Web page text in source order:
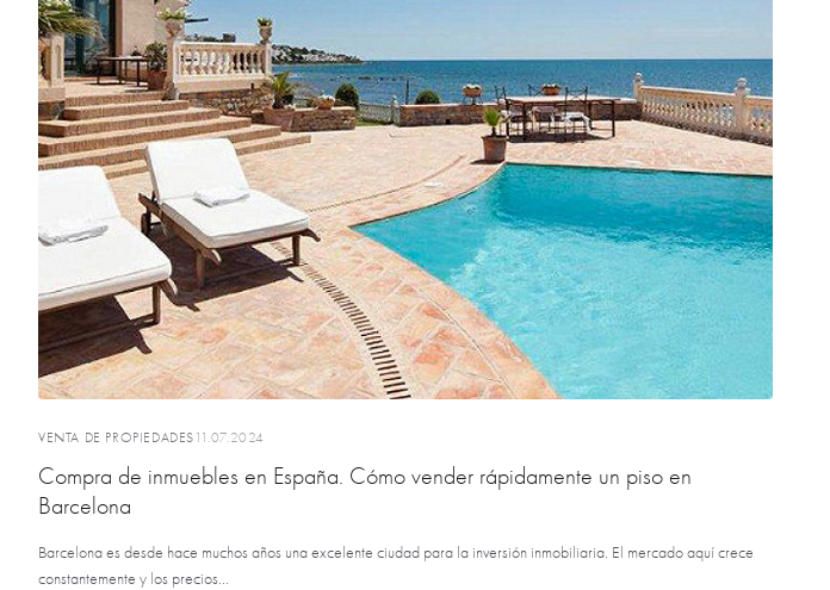
VENTA DE PROPIEDADES 11.07.2024
Compra de inmuebles en España. Cómo vender rápidamente un piso en
Barcelona
Barcelona es desde hace muchos años una excelente ciudad para la inversión inmobiliaria. El mercado aquí crece
constantemente y los precios...